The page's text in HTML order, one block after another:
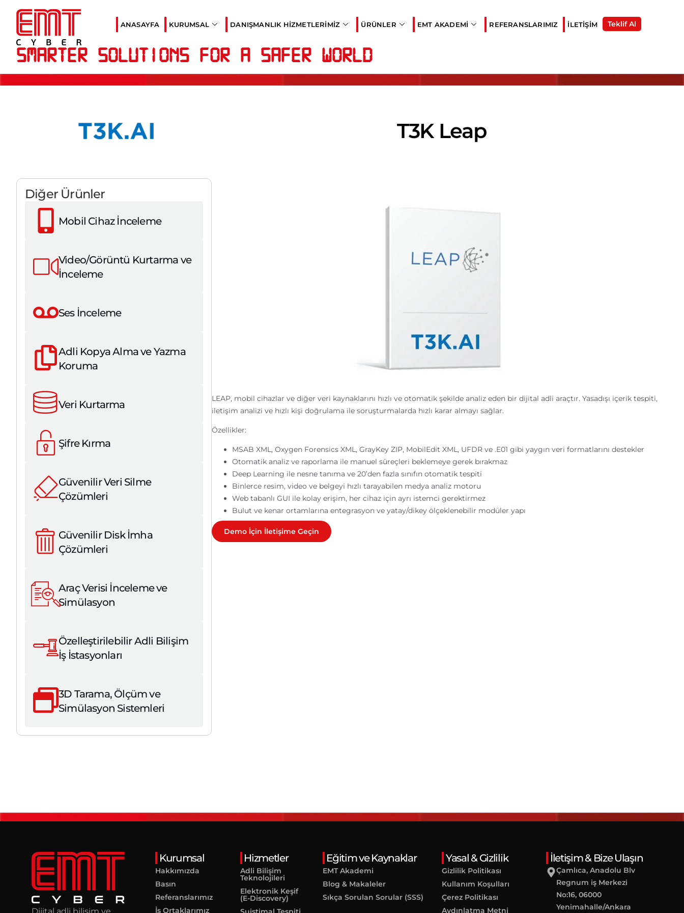
ANASAYFA KURUMSAL DANIŞMANLIK HIZMETLERIMIZ ÜRÜNLER EMT AKADEMI REFERANSLARIMIZ İLETIŞIM Teklif Al
Smarter Solutions For a Safer World
T3K Leap
Diğer Ürünler
Mobil Cihaz İnceleme
Video/Görüntü Kurtarma ve
İnceleme
Ses İnceleme
Adli Kopya Alma ve Yazma
Koruma
Veri Kurtarma
Şifre Kırma
Güvenilir Veri Silme
Çözümleri
Güvenilir Disk İmha
Çözümleri
Araç Verisi İnceleme ve
Simülasyon
Özelleştirilebilir Adli Bilişim
İş İstasyonları
3D Tarama, Ölçüm ve
Simülasyon Sistemleri
LEAP, mobil cihazlar ve diğer veri kaynaklarını hızlı ve otomatik şekilde analiz eden bir dijital adli araçtır. Yasadışı içerik tespiti,
iletişim analizi ve hızlı kişi doğrulama ile soruşturmalarda hızlı karar almayı sağlar.
Özellikler:
MSAB XML, Oxygen Forensics XML, GrayKey ZIP, MobilEdit XML, UFDR ve .E01 gibi yaygın veri formatlarını destekler
Otomatik analiz ve raporlama ile manuel süreçleri beklemeye gerek bırakmaz
Deep Learning ile nesne tanıma ve 20’den fazla sınıfın otomatik tespiti
Binlerce resim, video ve belgeyi hızlı tarayabilen medya analiz motoru
Web tabanlı GUI ile kolay erişim, her cihaz için ayrı istemci gerektirmez
Bulut ve kenar ortamlarına entegrasyon ve yatay/dikey ölçeklenebilir modüler yapı
Demo İçin İletişime Geçin
Dijital adli bilişim ve
Kurumsal
Hakkımızda
Basın
Referanslarımız
İş Ortaklarımız
Hizmetler
Adli Bilişim
Teknolojileri
Elektronik Keşif
(E-Discovery)
Eğitim ve Kaynaklar
EMT Akademi
Blog & Makaleler
Sıkça Sorulan Sorular (SSS)
Yasal & Gizlilik
Gizlilik Politikası
Kullanım Koşulları
Çerez Politikası
Aydınlatma Metni
İletişim & Bize Ulaşın
Çamlıca, Anadolu Blv
Regnum iş Merkezi
No:16, 06000
Yenimahalle/Ankara